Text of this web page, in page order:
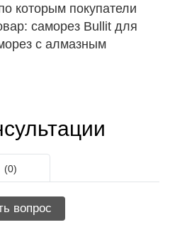
которым покупатели
саморез Bullit для
с алмазным
(0)
вопрос